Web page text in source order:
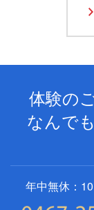
体験の
なんで
年中無休：